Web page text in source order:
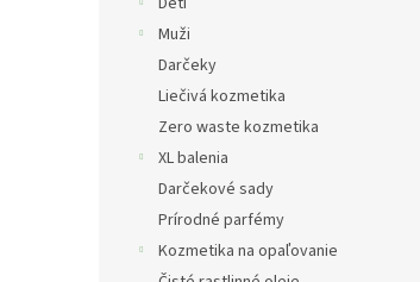
Muži
Darčeky
Liečivá kozmetika
Zero waste kozmetika
XL balenia
Darčekové sady
Prírodné parfémy
Kozmetika na opaľovanie